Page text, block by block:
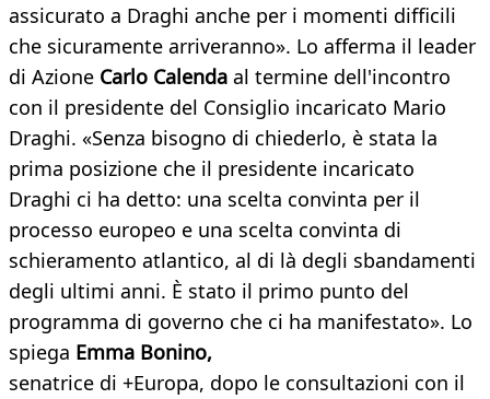
assicurato a Draghi anche per i momenti difficili
che sicuramente arriveranno». Lo afferma il leader
di Azione Carlo Calenda al termine dell'incontro
con il presidente del Consiglio incaricato Mario
Draghi. «Senza bisogno di chiederlo, è stata la
prima posizione che il presidente incaricato
Draghi ci ha detto: una scelta convinta per il
processo europeo e una scelta convinta di
schieramento atlantico, al di là degli sbandamenti
degli ultimi anni. È stato il primo punto del
programma di governo che ci ha manifestato». Lo
spiega Emma Bonino,
senatrice di +Europa, dopo le consultazioni con il